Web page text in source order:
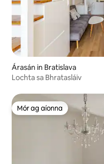
Árasán in Bratislava
Lochta sa Bhratasláiv
Mór ag aíonna
Mór ag aíonna